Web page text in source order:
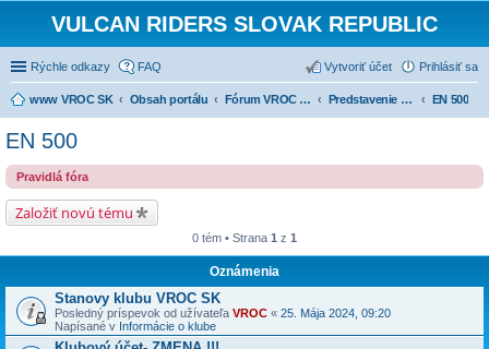
VULCAN RIDERS SLOVAK REPUBLIC
Rýchle odkazy FAQ Prihlásiť sa
Vytvoriť účet
www VROC SK Obsah portálu Fórum VROC SK Predstavenie strojov EN 500
EN 500
Pravidlá fóra
Založiť novú tému
0 tém • Strana 1 z 1
Oznámenia
Stanovy klubu VROC SK
Posledný príspevok od užívateľa VROC « 25. Mája 2024, 09:20
Napísané v Informácie o klube